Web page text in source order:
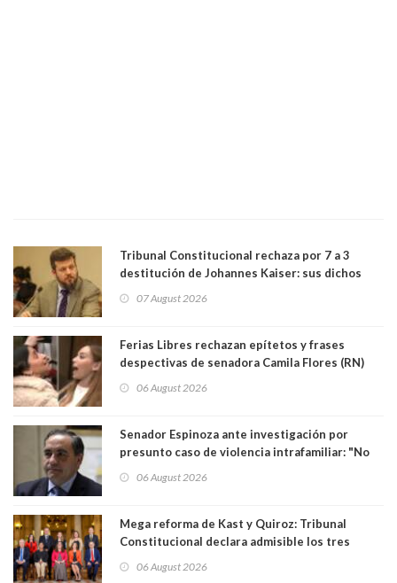
Tribunal Constitucional rechaza por 7 a 3
destitución de Johannes Kaiser: sus dichos
justicia constitucional porque no es diputado
07 August 2026
Ferias Libres rechazan epítetos y frases
despectivas de senadora Camila Flores (RN)
06 August 2026
Senador Espinoza ante investigación por
presunto caso de violencia intrafamiliar: "No
antecedentes a Tribunal Supremo
06 August 2026
Mega reforma de Kast y Quiroz: Tribunal
Constitucional declara admisible los tres
06 August 2026